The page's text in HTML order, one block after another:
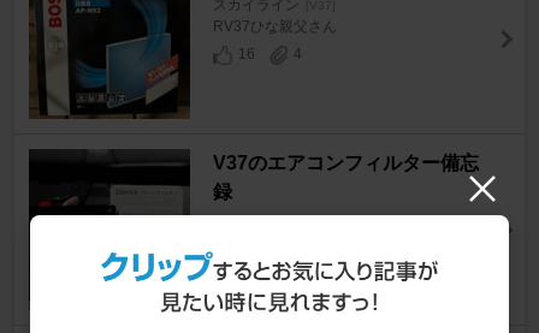
スカイライン [V37]
RV37ひな親父さん
16
4
V37のエアコンフィルター備忘
録
13
2